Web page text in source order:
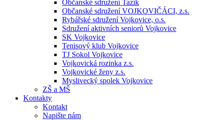
Občanské sdružení Tazík
Občanské sdružení VOJKOVIČÁCI, z.s.
Rybářské sdružení Vojkovice, o.s.
Sdružení aktivních seniorů Vojkovice
SK Vojkovice
Tenisový klub Vojkovice
TJ Sokol Vojkovice
Vojkovická rozinka z.s.
Vojkovické ženy z.s.
Myslivecký spolek Vojkovice
ZŠ a MŠ
Kontakty
Kontakt
Napište nám